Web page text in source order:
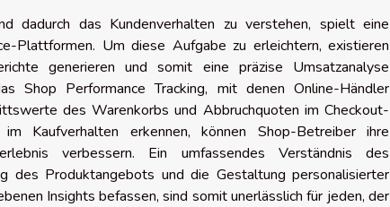
dadurch das Kundenverhalten zu verstehen, spielt eine
Plattformen. Um diese Aufgabe zu erleichtern, existieren
generieren und somit eine präzise Umsatzanalyse
Shop Performance Tracking, mit denen Online-Händler
des Warenkorbs und Abbruchquoten im Checkout-
Kaufverhalten erkennen, können Shop-Betreiber ihre
verbessern. Ein umfassendes Verständnis des
des Produktangebots und die Gestaltung personalisierter
Insights befassen, sind somit unerlässlich für jeden, der